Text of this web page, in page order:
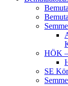
HÖK
SE